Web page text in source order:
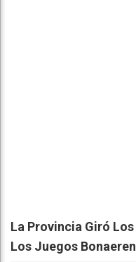
La Provincia Giró
Los Juegos